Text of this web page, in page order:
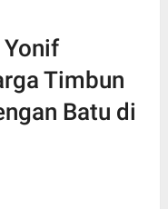
Yonif
Timbun
Batu di